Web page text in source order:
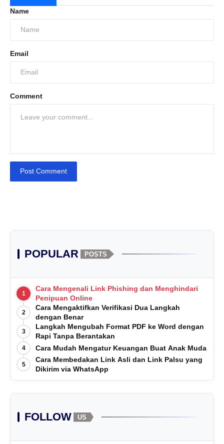
Name
Email
Comment
Post Comment
POPULAR POSTS
1
Cara Mengenali Link Phishing dan Menghindari
Penipuan Online
2
Cara Mengaktifkan Verifikasi Dua Langkah
dengan Benar
3
Langkah Mengubah Format PDF ke Word dengan
Rapi Tanpa Berantakan
4 Cara Mudah Mengatur Keuangan Buat Anak Muda
5
Cara Membedakan Link Asli dan Link Palsu yang
Dikirim via WhatsApp
FOLLOW US